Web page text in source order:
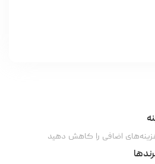
اضافی را کاهش دهید